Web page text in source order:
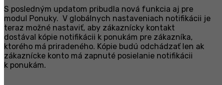
S posledným updatom pribudla nová funkcia aj pre
modul Ponuky. V globálnych nastaveniach notifikácii je
teraz možné nastaviť, aby zákaznícky kontakt
dostával kópie notifikácii k ponukám pre zákazníka,
ktorého má priradeného. Kópie budú odchádzať len ak
zákaznícke konto má zapnuté posielanie notifikácii
k ponukám.